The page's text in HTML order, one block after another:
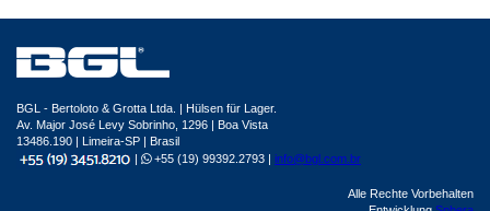
BGL - Bertoloto & Grotta Ltda. | Hülsen für Lager.
Av. Major José Levy Sobrinho, 1296 | Boa Vista
13486.190 | Limeira-SP | Brasil
|
+55 (19) 99392.2793 | info@bgl.com.br
Alle Rechte Vorbehalten